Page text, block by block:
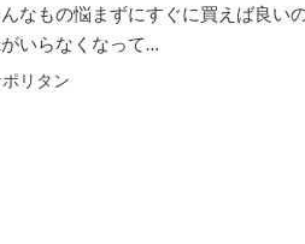
なもの悩まずにすぐに買えば良い
いらなくなって…
リタン